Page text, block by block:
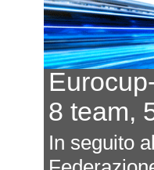
8 team,
In seguito